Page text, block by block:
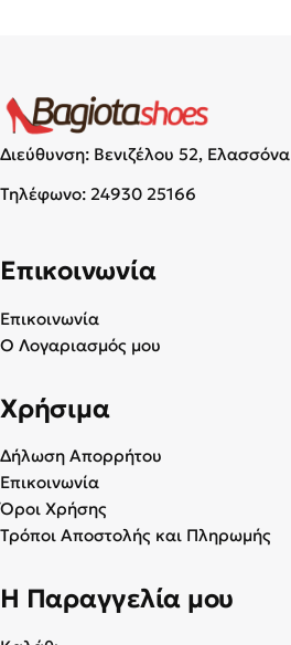
Διεύθυνση: Βενιζέλου 52, Ελασσόνα
Τηλέφωνο: 24930 25166
Επικοινωνία
Επικοινωνία
Ο Λογαριασμός μου
Χρήσιμα
Δήλωση Απορρήτου
Επικοινωνία
Όροι Χρήσης
Τρόποι Αποστολής και Πληρωμής
Η Παραγγελία μου